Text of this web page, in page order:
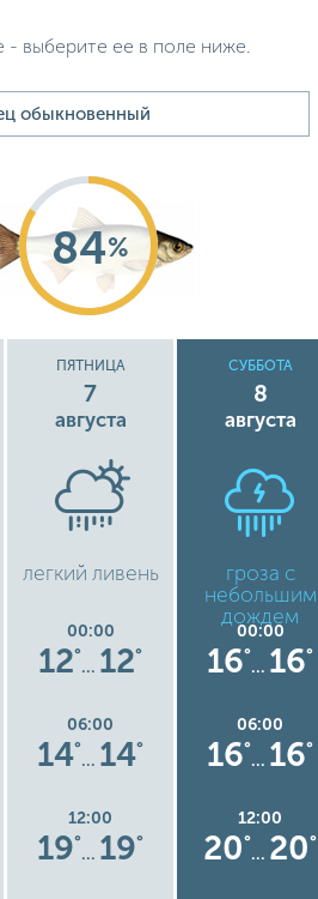
- выберите ее в поле ниже.
84%
ПЯТНИЦА
7
августа
легкий ливень
00:00
12°
… 12°
06:00
14°
… 14°
12:00
19°
… 19°
СУББОТА
8
августа
гроза с
небольшим
дождем
00:00
16°
… 16°
06:00
16°
… 16°
12:00
20°
… 20°